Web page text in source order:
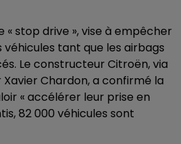
« stop drive », vise à empêcher
tant que les airbags
Le constructeur Citroën, via
Chardon, a confirmé la
« accélérer leur prise en
82 000 véhicules sont